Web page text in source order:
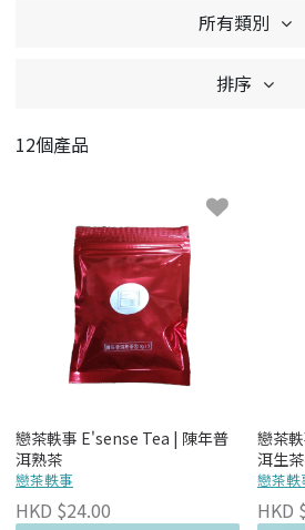
所有類別
排序
12個產品
戀茶軼事 E'sense Tea | 陳年普
洱熟茶
戀茶軼事
HKD $24.00
戀茶
洱生
戀茶軼
HKD